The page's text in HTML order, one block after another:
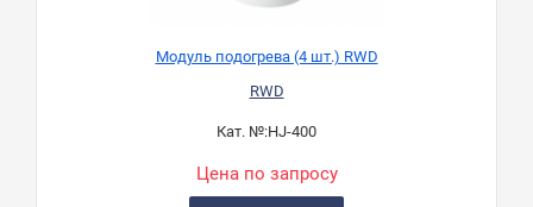
Модуль подогрева (4 шт.) RWD
RWD
Кат. №:HJ-400
Цена по запросу